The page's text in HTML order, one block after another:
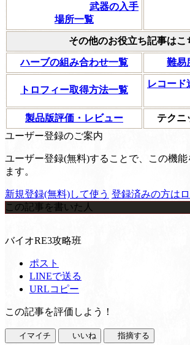
武器の入手
場所一覧
その他のお役立ち記事はこ
ハーブの組み合わせ一覧 難易
トロフィー取得方法一覧
レコード
製品版評価・レビュー
テクニ
ユーザー登録のご案内
ユーザー登録(無料)することで、この機能
ます。
新規登録(無料)して使う 登録済みの方は
この記事を書いた人
バイオRE3攻略班
ポスト
LINEで送る
URLコピー
この記事を評価しよう！
イマイチ いいね 指摘する